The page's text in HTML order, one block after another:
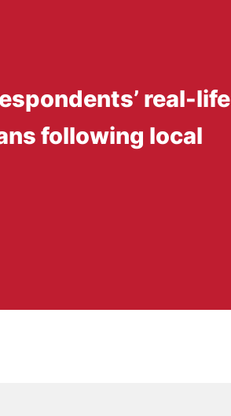
real-life
following local